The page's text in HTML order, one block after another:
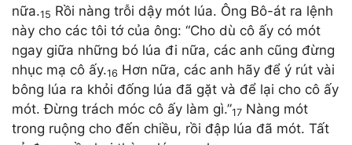
nữa.15 Rồi nàng trỗi dậy mót lúa. Ông Bô-át ra lệnh
này cho các tôi tớ của ông: “Cho dù cô ấy có mót
ngay giữa những bó lúa đi nữa, các anh cũng đừng
nhục mạ cô ấy.16 Hơn nữa, các anh hãy để ý rút vài
bông lúa ra khỏi đống lúa đã gặt và để lại cho cô ấy
mót. Đừng trách móc cô ấy làm gì.”17 Nàng mót
trong ruộng cho đến chiều, rồi đập lúa đã mót. Tất